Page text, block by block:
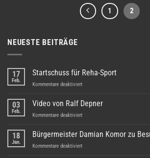
1 2
NEUESTE BEITRÄGE
17
Feb.
Startschuss für Reha-Sport
Kommentare deaktiviertfür
für
Reha-
Sport
03
Feb.
Video von Ralf Depner
Kommentare deaktiviertfür
von
Depner
18
Jan.
Bürgermeister Damian Komor zu
Kommentare deaktiviertfür